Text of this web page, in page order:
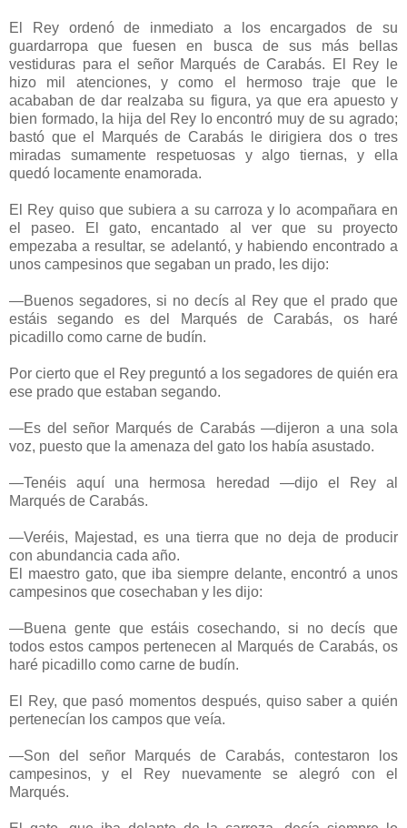
El Rey ordenó de inmediato a los encargados de su
guardarropa que fuesen en busca de sus más bellas
vestiduras para el señor Marqués de Carabás. El Rey le
hizo mil atenciones, y como el hermoso traje que le
acababan de dar realzaba su figura, ya que era apuesto y
bien formado, la hija del Rey lo encontró muy de su agrado;
bastó que el Marqués de Carabás le dirigiera dos o tres
miradas sumamente respetuosas y algo tiernas, y ella
quedó locamente enamorada.
El Rey quiso que subiera a su carroza y lo acompañara en
el paseo. El gato, encantado al ver que su proyecto
empezaba a resultar, se adelantó, y habiendo encontrado a
unos campesinos que segaban un prado, les dijo:
—Buenos segadores, si no decís al Rey que el prado que
estáis segando es del Marqués de Carabás, os haré
picadillo como carne de budín.
Por cierto que el Rey preguntó a los segadores de quién era
ese prado que estaban segando.
—Es del señor Marqués de Carabás —dijeron a una sola
voz, puesto que la amenaza del gato los había asustado.
—Tenéis aquí una hermosa heredad —dijo el Rey al
Marqués de Carabás.
—Veréis, Majestad, es una tierra que no deja de producir
con abundancia cada año.
El maestro gato, que iba siempre delante, encontró a unos
campesinos que cosechaban y les dijo:
—Buena gente que estáis cosechando, si no decís que
todos estos campos pertenecen al Marqués de Carabás, os
haré picadillo como carne de budín.
El Rey, que pasó momentos después, quiso saber a quién
pertenecían los campos que veía.
—Son del señor Marqués de Carabás, contestaron los
campesinos, y el Rey nuevamente se alegró con el
Marqués.